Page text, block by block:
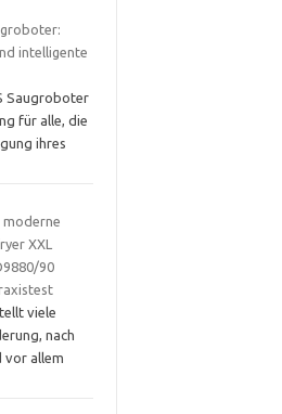
intelligente
Saugroboter
für alle, die
ihres
moderne
XXL
90
viele
nach
vor allem